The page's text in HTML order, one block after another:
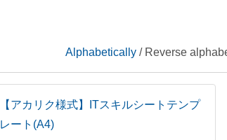
Alphabetically / Reverse
【アカリク様式】ITスキルシートテンプ
レート(A4)